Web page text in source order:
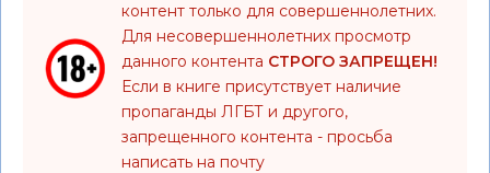
контент только для совершеннолетних.
Для несовершеннолетних просмотр
данного контента СТРОГО ЗАПРЕЩЕН!
Если в книге присутствует наличие
пропаганды ЛГБТ и другого,
запрещенного контента - просьба
написать на почту